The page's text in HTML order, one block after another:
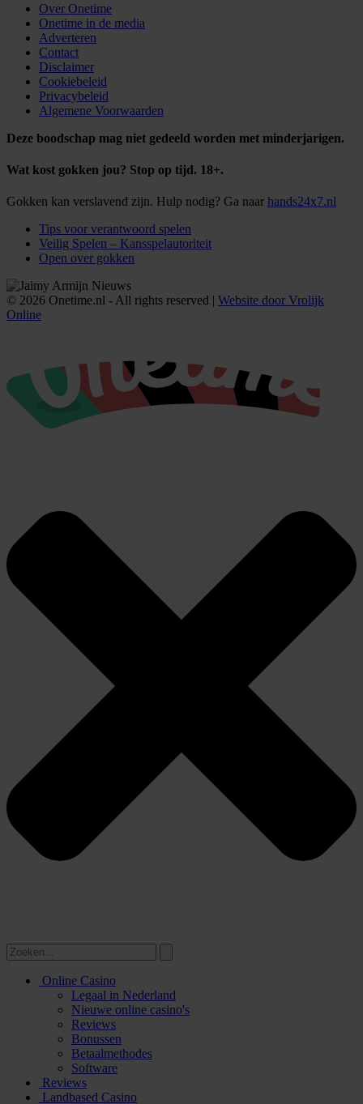
Over Onetime
Onetime in de media
Adverteren
Contact
Disclaimer
Cookiebeleid
Privacybeleid
Algemene Voorwaarden
Deze boodschap mag niet gedeeld worden met minderjarigen.
Wat kost gokken jou? Stop op tijd. 18+.
Gokken kan verslavend zijn. Hulp nodig? Ga naar hands24x7.nl
Tips voor verantwoord spelen
Veilig Spelen – Kansspelautoriteit
Open over gokken
© 2026 Onetime.nl - All rights reserved | Website door Vrolijk
Online
Online Casino
Legaal in Nederland
Nieuwe online casino's
Reviews
Bonussen
Betaalmethodes
Software
Reviews
Landbased Casino